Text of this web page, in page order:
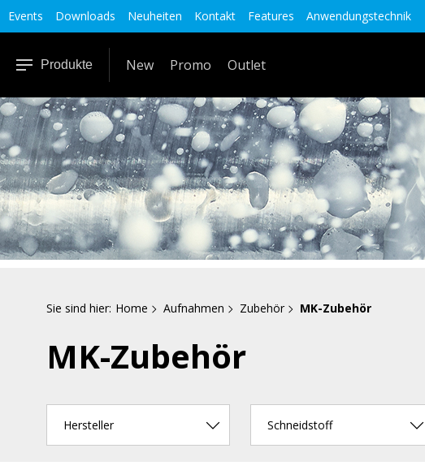
Events Downloads Neuheiten Kontakt Features Anwendungstechnik
Produkte New Promo Outlet
Sie sind hier: Home Aufnahmen Zubehör MK-Zubehör
MK-Zubehör
Hersteller Schneidstoff